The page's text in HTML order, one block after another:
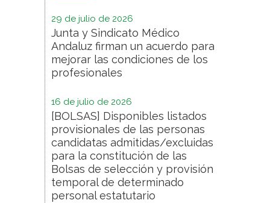
29 de julio de 2026
Junta y Sindicato Médico
Andaluz firman un acuerdo para
mejorar las condiciones de los
profesionales
16 de julio de 2026
[BOLSAS] Disponibles listados
provisionales de las personas
candidatas admitidas/excluidas
para la constitución de las
Bolsas de selección y provisión
temporal de determinado
personal estatutario